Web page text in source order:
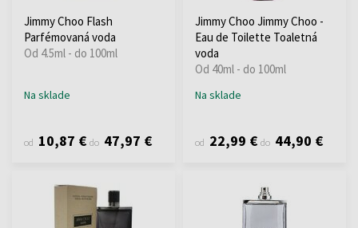
Jimmy Choo Flash
Parfémovaná voda
Od 4.5ml - do 100ml
Na sklade
od 10,87 € do 47,97 €
Jimmy Choo Jimmy Choo -
Eau de Toilette Toaletná
voda
Od 40ml - do 100ml
Na sklade
od 22,99 € do 44,90 €